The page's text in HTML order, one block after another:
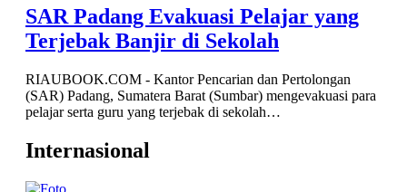
SAR Padang Evakuasi Pelajar yang
Terjebak Banjir di Sekolah
RIAUBOOK.COM - Kantor Pencarian dan Pertolongan
(SAR) Padang, Sumatera Barat (Sumbar) mengevakuasi para
pelajar serta guru yang terjebak di sekolah…
Internasional